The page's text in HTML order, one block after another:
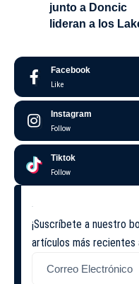
junto a Doncic
lideran a los
Facebook
Like
Instagram
Follow
Tiktok
Follow
¡Suscríbete a nuestro
artículos más recientes